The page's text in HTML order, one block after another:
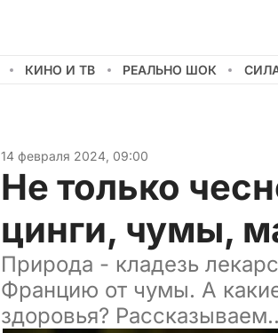
КИНО И ТВ РЕАЛЬНО ШОК
14 февраля 2024, 09:00
Не только
цинги, чумы,
Природа - кладезь
Францию от чумы. А
здоровья?